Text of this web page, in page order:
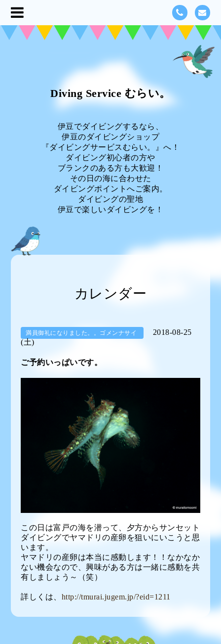
Diving Service むらい。
伊豆でダイビングするなら、
伊豆のダイビングショップ
『ダイビングサービスむらい。』へ！
ダイビング初心者の方や
ブランクのある方も大歓迎！
その日の海に合わせた
ダイビングポイントへご案内。
ダイビングの聖地
伊豆で楽しいダイビングを！
カレンダー
満員御礼になりました。。ゴメンナサイ
2018-08-25
(土)
ご予約いっぱいです。
この日は富戸の海を潜って、夕方からサンセット
ダイビングでヤマドリの産卵を狙いにいこうと思
います。
ヤマドリの産卵は本当に感動します！！なかなか
ない機会なので、興味がある方は一緒に感動を共
有しましょう～（笑）
詳しくは、 http://tmurai.jugem.jp/?eid=1211